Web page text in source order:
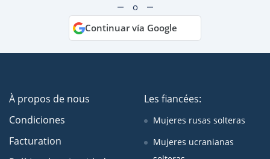
o
Continuar vía Google
À propos de nous
Condiciones
Facturation
Les fiancées:
Mujeres rusas solteras
Mujeres ucranianas